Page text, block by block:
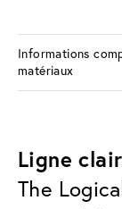
Informations
matériaux
Ligne
The